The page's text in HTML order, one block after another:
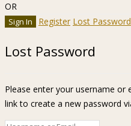
OR
Register Lost Password
Lost Password
Please enter your username or
link to create a new password